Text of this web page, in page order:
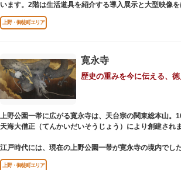
います。2階は生活道具を紹介する導入展示と大型映像
の歴史や出来事をたどることのできる資料を展示してい
企画展示室と、道具や玩具を体験し、調べることができ
上野・御徒町エリア
寛永寺
歴史の重みを今に伝える、
上野公園一帯に広がる寛永寺は、天台宗の関東総本山。
天海大僧正（てんかいだいそうじょう）により創建されま
江戸時代には、現在の上野公園一帯が寛永寺の境内でし
の多くを焼失。現在は根本中堂をはじめ開山堂（両大師
上野・御徒町エリア